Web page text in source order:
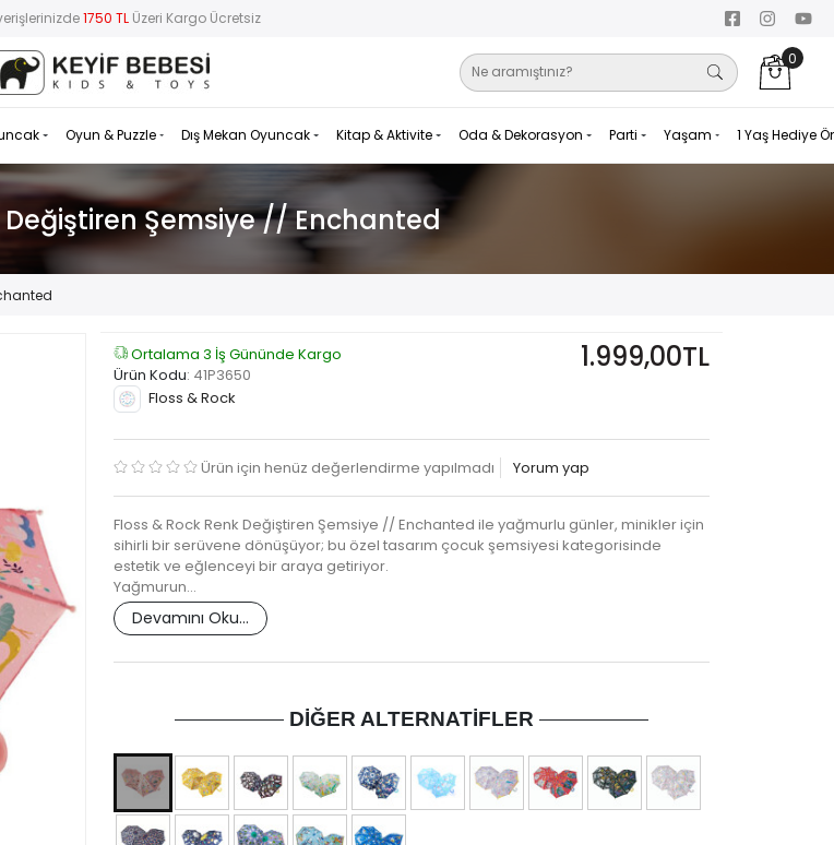
1750 TL Üzeri Kargo Ücretsiz
0
Oyun & Puzzle Dış Mekan Oyuncak Kitap & Aktivite Oda & Dekorasyon Parti Yaşam 1 Yaş Hediye
Değiştiren Şemsiye // Enchanted
Ortalama 3 İş Gününde Kargo
Ürün Kodu: 41P3650
Floss & Rock
1.999,00TL
Ürün için henüz değerlendirme yapılmadı Yorum yap
Floss & Rock Renk Değiştiren Şemsiye // Enchanted ile yağmurlu günler, minikler için
sihirli bir serüvene dönüşüyor; bu özel tasarım çocuk şemsiyesi kategorisinde
estetik ve eğlenceyi bir araya getiriyor.
Yağmurun…
Devamını Oku...
DIĞER ALTERNATIFLER